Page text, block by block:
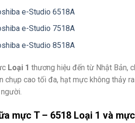
e-Studio 6518A
e-Studio 7518A
e-Studio 8518A
Loại 1 thương hiệu đến từ Nhật Bản,
chụp cao tối đa, hạt mực không thảy
mực T – 6518 Loại 1 và